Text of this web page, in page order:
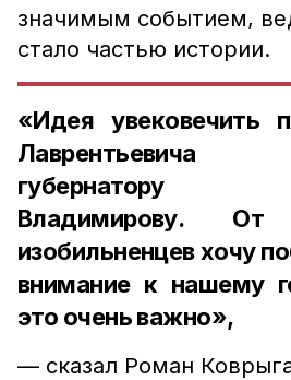
значимым событием,
стало частью истории.
«Идея увековечить
Лаврентьевича
губернатору
Владимирову.
изобильненцев хочу
внимание к нашему
это очень важно»,
— сказал Роман